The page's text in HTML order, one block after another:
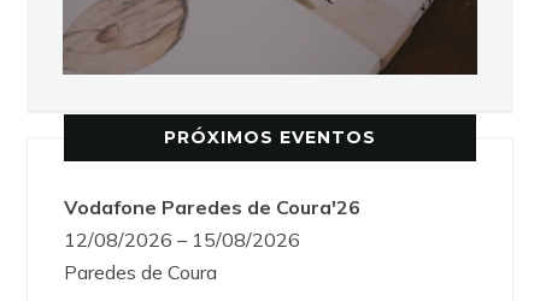
PRÓXIMOS EVENTOS
Vodafone Paredes de Coura'26
12/08/2026 – 15/08/2026
Paredes de Coura